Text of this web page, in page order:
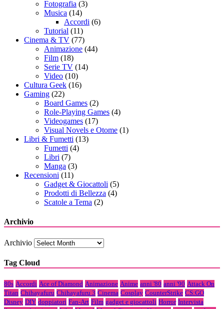
Fotografia (3)
Musica (14)
Accordi (6)
Tutorial (11)
Cinema & TV (77)
Animazione (44)
Film (18)
Serie TV (14)
Video (10)
Cultura Geek (16)
Gaming (22)
Board Games (2)
Role-Playing Games (4)
Videogames (17)
Visual Novels e Otome (1)
Libri & Fumetti (13)
Fumetti (4)
Libri (7)
Manga (3)
Recensioni (11)
Gadget & Giocattoli (5)
Prodotti di Bellezza (4)
Scatole a Tema (2)
Archivio
Archivio
Tag Cloud
80s Accordi Ace of Diamond Animazione Anime anni '80 anni '90 Attack On
Titan Chihayafuru Chihayafuru 3 Cinema Cosplay CounterStrike CS:GO
Disney DIY doppiatori Fan-Art Film gadget e giocattoli Horror Intervista